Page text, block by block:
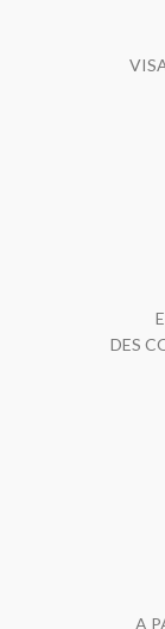
DES
A